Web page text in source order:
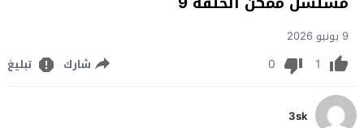
9 يونيو 2026
1
0 شارك تبليغ
3sk